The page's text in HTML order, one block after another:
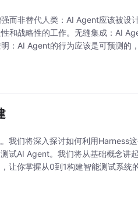
而非替代人类：AI Agent应该被设
和战略性的工作。无缝集成：AI
：AI Agent的行为应该是可预测的
们将深入探讨如何利用Harness
试AI Agent。我们将从基础概念讲
让你掌握从0到1构建智能测试系统